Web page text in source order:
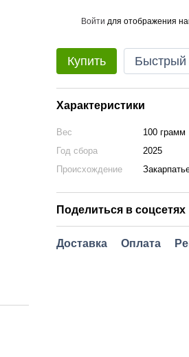
Войти для отображения
Купить Быстрый
Характеристики
Вес
100 грамм
Год сбора
2025
Происхождение
Поделиться в соцсетях
Доставка Оплата